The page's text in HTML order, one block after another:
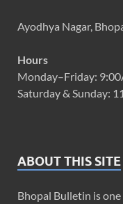
Ayodhya Nagar,
Hours
Monday–Friday:
Saturday & Sunday:
ABOUT THIS SITE
Bhopal Bulletin is